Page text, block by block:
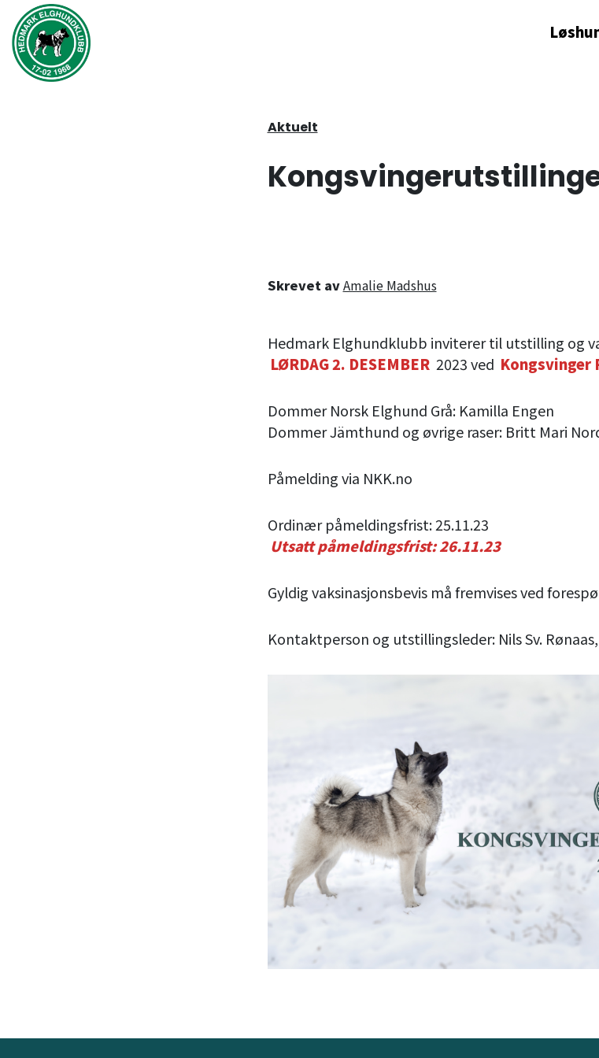
Hopp til hovedinnhold
Aktuelt
Skrevet avAmalie Madshus
Hedmark Elghundklubb inviterer til utstilling og
LØRDAG 2. DESEMBER 2023 ved Kongsvinger
Dommer Norsk Elghund Grå: Kamilla Engen
Dommer Jämthund og øvrige raser: Britt Mari
Påmelding via NKK.no
Ordinær påmeldingsfrist: 25.11.23
Utsatt påmeldingsfrist: 26.11.23
Gyldig vaksinasjonsbevis må fremvises ved
Kontaktperson og utstillingsleder: Nils Sv.